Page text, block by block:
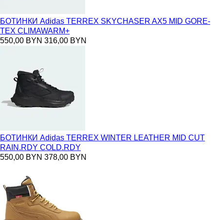
БОТИНКИ Adidas TERREX SKYCHASER AX5 MID GORE-
TEX CLIMAWARM+
550,00 BYN 316,00 BYN
БОТИНКИ Adidas TERREX WINTER LEATHER MID CUT
RAIN.RDY COLD.RDY
550,00 BYN 378,00 BYN